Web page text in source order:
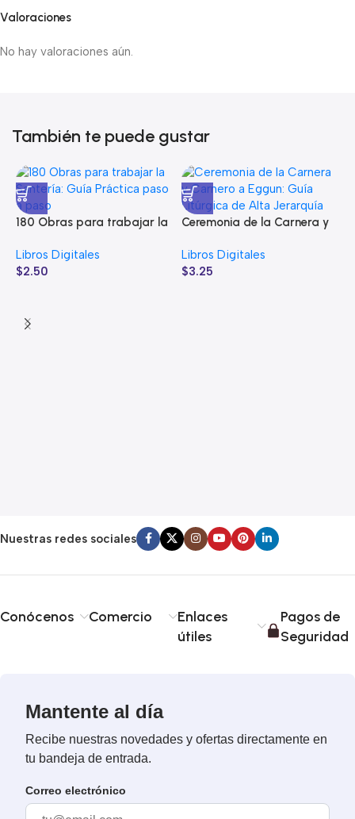
Valoraciones
No hay valoraciones aún.
También te puede gustar
180 Obras para trabajar la
paso a paso
Libros Digitales
$2.50
Ceremonia de la Carnera y
Litúrgica de Alta Jerarquía
Libros Digitales
$3.25
Nuestras redes sociales
Conócenos Comercio
Enlaces
útiles
Pagos de
Seguridad